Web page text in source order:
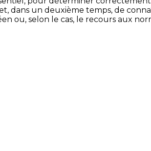
dans un deuxième temps, de
ou, selon le cas, le recours aux